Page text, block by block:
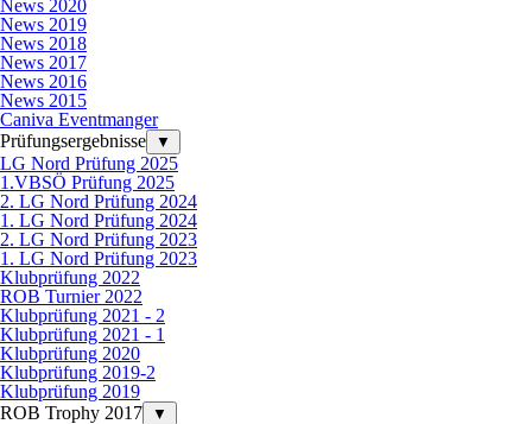
News 2020
News 2019
News 2018
News 2017
News 2016
News 2015
Caniva Eventmanger
Prüfungsergebnisse
▼
LG Nord Prüfung 2025
1.VBSÖ Prüfung 2025
2. LG Nord Prüfung 2024
1. LG Nord Prüfung 2024
2. LG Nord Prüfung 2023
1. LG Nord Prüfung 2023
Klubprüfung 2022
ROB Turnier 2022
Klubprüfung 2021 - 2
Klubprüfung 2021 - 1
Klubprüfung 2020
Klubprüfung 2019-2
Klubprüfung 2019
ROB Trophy 2017
▼